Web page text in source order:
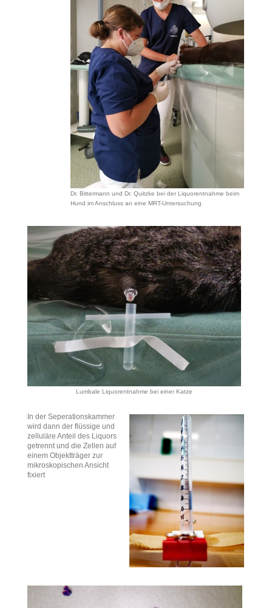
Dr. Bittermann und Dr. Quitzke bei der Liquorentnahme beim
Hund im Anschluss an eine MRT-Untersuchung
Lumbale Liquorentnahme bei einer Katze
In der Seperationskammer
wird dann der flüssige und
zelluläre Anteil des Liquors
getrennt und die Zellen auf
einem Objektträger zur
mikroskopischen Ansicht
fixiert